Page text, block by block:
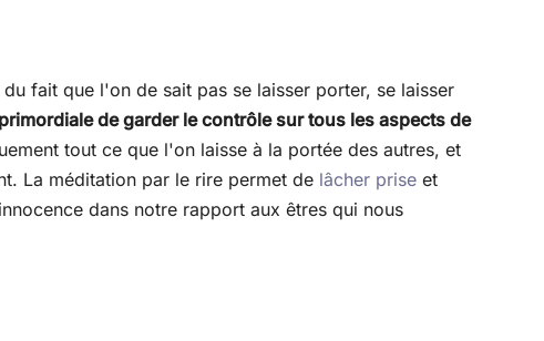
fait que l'on de sait pas se laisser porter, se laisser
de garder le contrôle sur tous les aspects de
tout ce que l'on laisse à la portée des autres, et
La méditation par le rire permet de lâcher prise et
dans notre rapport aux êtres qui nous